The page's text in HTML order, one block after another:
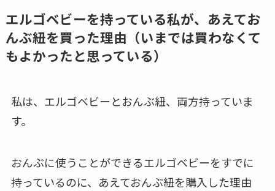
エルゴベビーを持っている私が、あえてお
んぶ紐を買った理由（いまでは買わなくて
もよかったと思っている）
私は、エルゴベビーとおんぶ紐、両方持っていま
す。
おんぶに使うことができるエルゴベビーをすでに
持っているのに、あえておんぶ紐を購入した理由